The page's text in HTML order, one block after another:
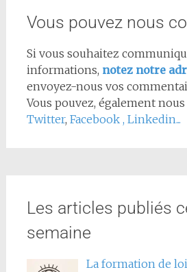
Vous pouvez nous
Si vous souhaitez
informations, notez notre
envoyez-nous vos
Vous pouvez, également
Twitter, Facebook , Linkedin...
Les articles publiés
semaine
La formation de